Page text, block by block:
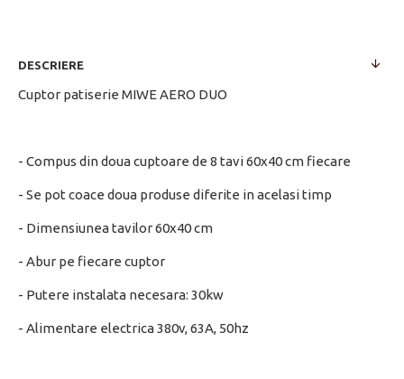
DESCRIERE
Cuptor patiserie MIWE AERO DUO
- Compus din doua cuptoare de 8 tavi 60x40 cm fiecare
- Se pot coace doua produse diferite in acelasi timp
- Dimensiunea tavilor 60x40 cm
- Abur pe fiecare cuptor
- Putere instalata necesara: 30kw
- Alimentare electrica 380v, 63A, 50hz